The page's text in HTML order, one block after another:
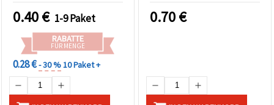
0.40€ 1-9 Paket
RABATTE
FÜR MENGE
0.28 €- 30 %10 Paket +
0.70€